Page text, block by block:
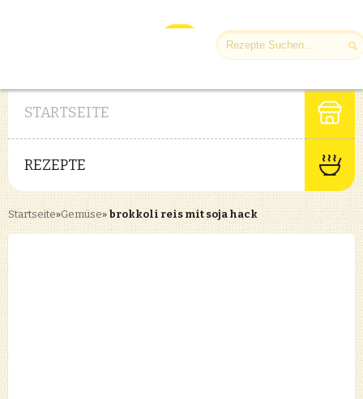
STARTSEITE
REZEPTE
Startseite»Gemüse»brokkoli reis mit soja hack